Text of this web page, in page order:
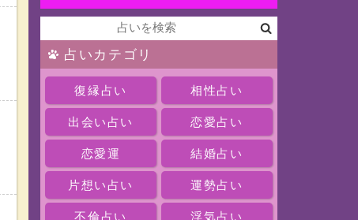
占いカテゴリ
復縁占い 相性占い
出会い占い 恋愛占い
恋愛運 結婚占い
片想い占い 運勢占い
不倫占い 浮気占い